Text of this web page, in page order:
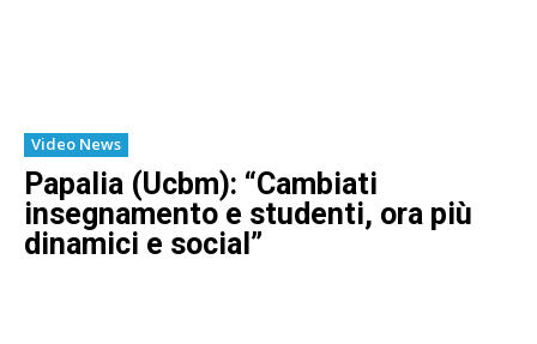
Video News
Papalia (Ucbm): “Cambiati
insegnamento e studenti, ora più
dinamici e social”